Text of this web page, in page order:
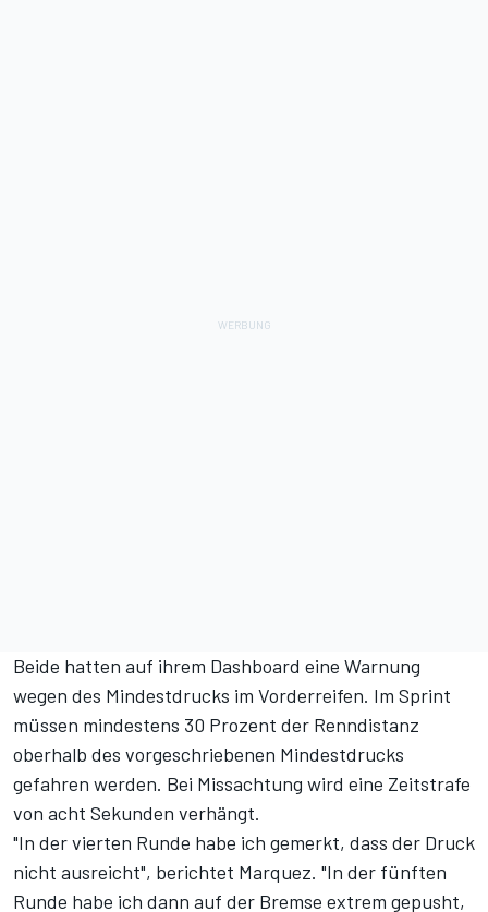
Beide hatten auf ihrem Dashboard eine Warnung
wegen des Mindestdrucks im Vorderreifen. Im Sprint
müssen mindestens 30 Prozent der Renndistanz
oberhalb des vorgeschriebenen Mindestdrucks
gefahren werden. Bei Missachtung wird eine Zeitstrafe
von acht Sekunden verhängt.
"In der vierten Runde habe ich gemerkt, dass der Druck
nicht ausreicht", berichtet Marquez. "In der fünften
Runde habe ich dann auf der Bremse extrem gepusht,